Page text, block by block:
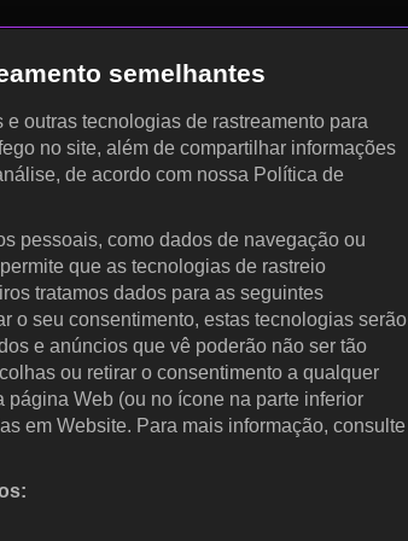
semelhantes
outras tecnologias de rastreamento para
no site, além de compartilhar informações
de acordo com nossa Política de
pessoais, como dados de navegação ou
que as tecnologias de rastreio
tratamos dados para as seguintes
o seu consentimento, estas tecnologias serão
e anúncios que vê poderão não ser tão
ou retirar o consentimento a qualquer
Web (ou no ícone na parte inferior
em Website. Para mais informação, consulte